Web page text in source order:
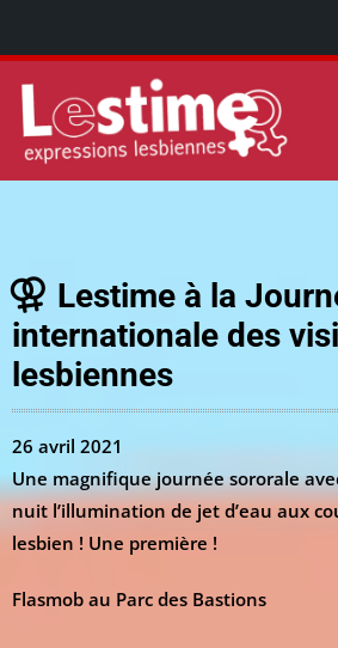
Lestime à la
internationale des
lesbiennes
26 avril 2021
Une magnifique journée sororale
nuit l’illumination de jet d’eau aux
lesbien ! Une première !
Flasmob au Parc des Bastions